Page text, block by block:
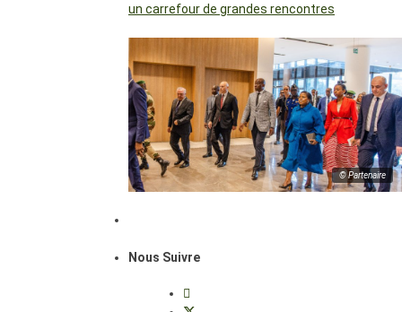
un carrefour de grandes rencontres
© Partenaire
Nous Suivre